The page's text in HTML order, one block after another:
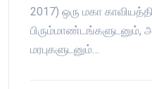
2017) ஒரு மகா
பிரும்மாண்டங்களுடனும்,
மரபுகளுடனும்…